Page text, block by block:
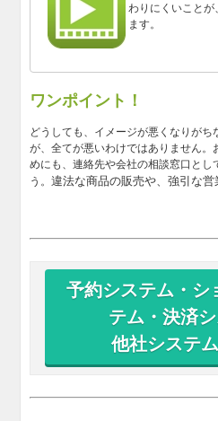
わりにくいことが
ます。
ワンポイント！
どうしても、イメージが悪くなりが
が、全てが悪いわけではありません。
めにも、連絡先や会社の相談窓口とし
う。違法な商品の販売や、強引な営
予約システム・シ
テム・決済
他社システ